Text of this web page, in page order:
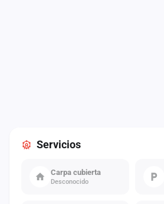
Servicios
Carpa cubierta
Desconocido